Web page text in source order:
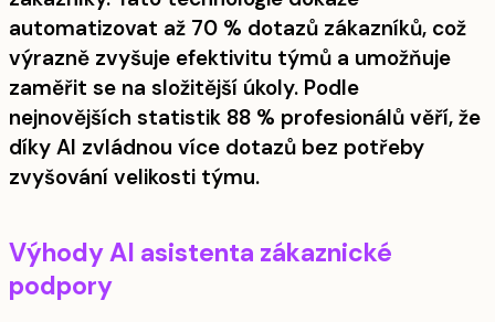
automatizovat až 70 % dotazů zákazníků, což
výrazně zvyšuje efektivitu týmů a umožňuje
zaměřit se na složitější úkoly. Podle
nejnovějších statistik 88 % profesionálů věří, že
díky AI zvládnou více dotazů bez potřeby
zvyšování velikosti týmu.
Výhody AI asistenta zákaznické
podpory